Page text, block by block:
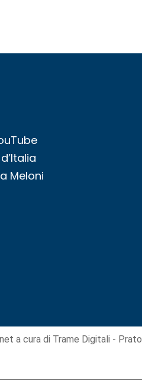
Meloni
a cura di Trame Digitali - Prato